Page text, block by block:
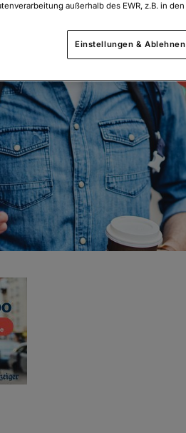
außerhalb des EWR, z.B. in
Einstellungen & Ablehnen